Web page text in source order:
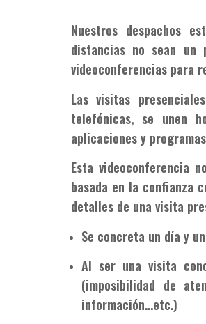
Nuestros despachos
distancias no sean un
videoconferencias para
Las visitas
telefónicas, se unen
aplicaciones y
Esta videoconferencia
basada en la confianza
detalles de una visita
Se concreta un día y
Al ser una visita
(imposibilidad de
información…etc.)